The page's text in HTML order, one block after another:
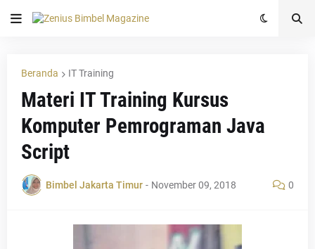
Beranda IT Training
Materi IT Training Kursus
Komputer Pemrograman Java
Script
Bimbel Jakarta Timur - November 09, 2018 0